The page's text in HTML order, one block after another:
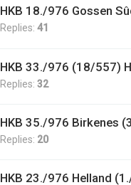
HKB 18./976 Gossen
Replies: 41
HKB 33./976 (18/557)
Replies: 32
HKB 35./976 Birkenes
Replies: 20
HKB 23./976 Helland